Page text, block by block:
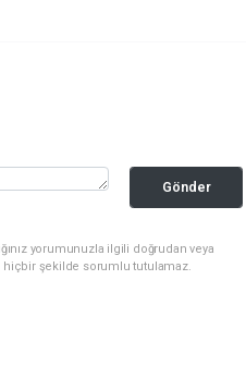
Gönder
yorumunuzla ilgili doğrudan veya
hiçbir şekilde sorumlu tutulamaz.